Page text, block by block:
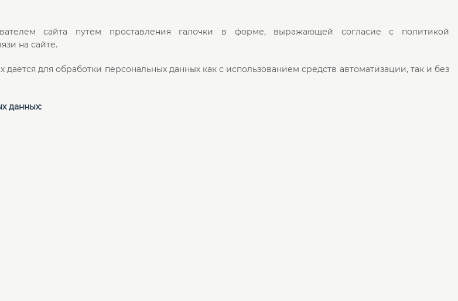
сайта путем проставления галочки в форме, выражающей согласие с политикой
на сайте.
для обработки персональных данных как с использованием средств автоматизации, так и без
данных: